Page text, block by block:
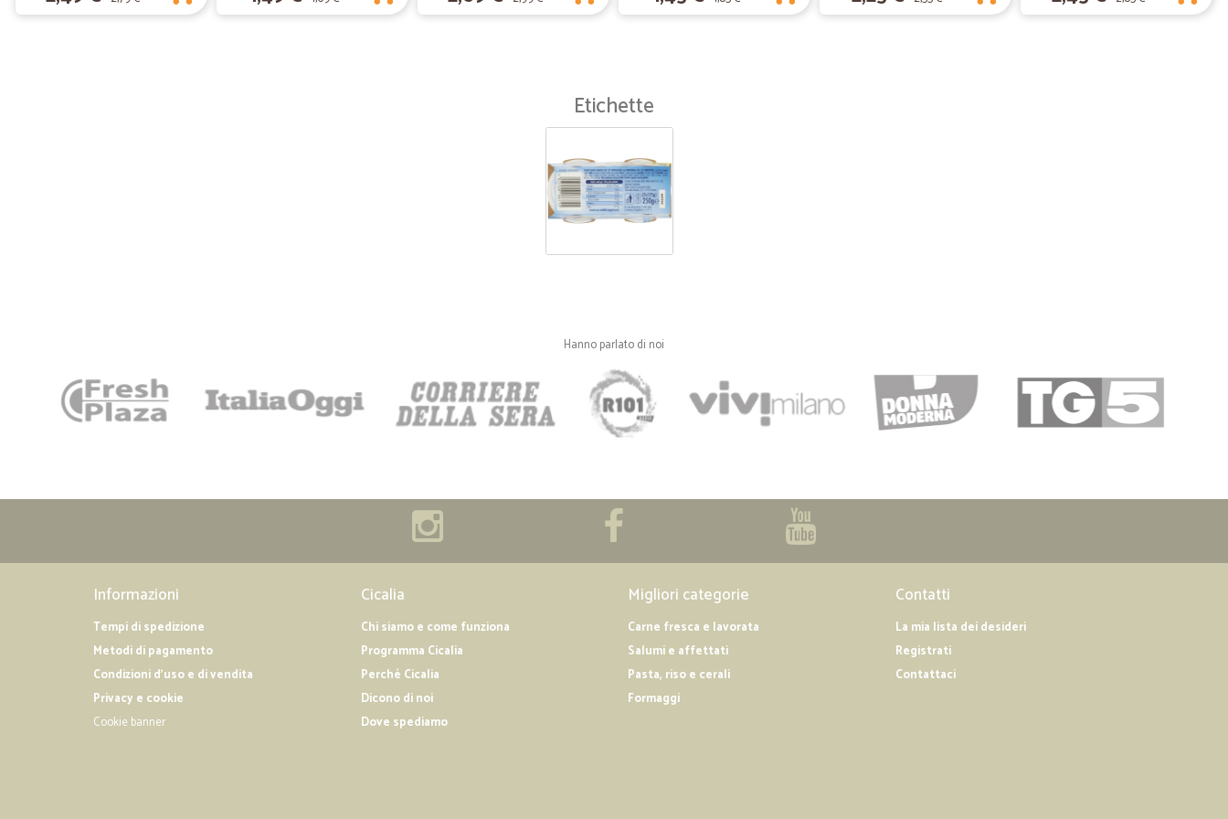
sicuramente una scelta affidabilissima.
sicuramente una scelta affidabilissima.
Etichette
Hanno parlato di noi
Informazioni
Tempi di spedizione
Metodi di pagamento
Condizioni d'uso e di vendita
Privacy e cookie
Cookie banner
Cicalia
Chi siamo e come funziona
Programma Cicalia
Perché Cicalia
Dicono di noi
Dove spediamo
Migliori categorie
Carne fresca e lavorata
Salumi e affettati
Pasta, riso e cerali
Formaggi
Contatti
La mia lista dei desideri
Registrati
Contattaci